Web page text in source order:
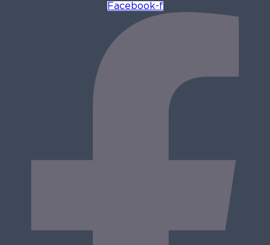
Facebook-f